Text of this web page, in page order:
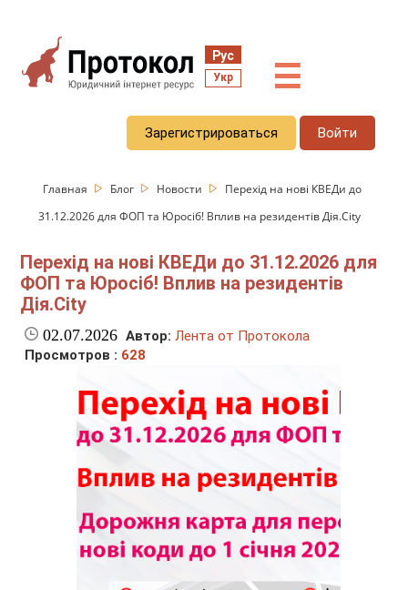
Рус
Укр ☰
Зарегистрироваться Войти
Главная Блог Новости
Перехід на нові КВЕДи до
31.12.2026 для ФОП та Юросіб! Вплив на резидентів Дія.City
Перехід на нові КВЕДи до 31.12.2026 для
ФОП та Юросіб! Вплив на резидентів
Дія.City
02.07.2026 Автор: Лента от Протокола
Просмотров : 628